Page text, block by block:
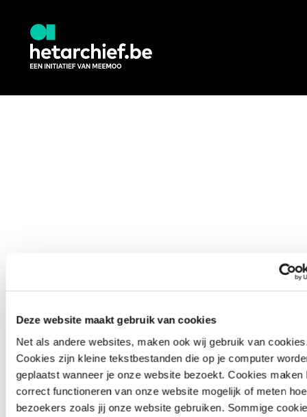
Deze website maakt gebruik van cookies
Net als andere websites, maken ook wij gebruik van
Cookies zijn kleine tekstbestanden die op je computer
geplaatst wanneer je onze website bezoekt. Cookies maken
correct functioneren van onze website mogelijk of meten hoe
bezoekers zoals jij onze website gebruiken. Sommige